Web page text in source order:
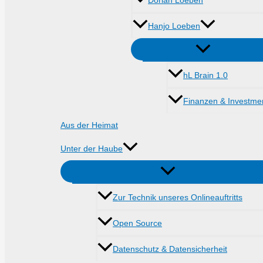
Hanjo Loeben
hL Brain 1.0
Finanzen &
Aus der Heimat
Unter der Haube
Zur Technik unseres Onlineauftritts
Open Source
Datenschutz & Datensicherheit